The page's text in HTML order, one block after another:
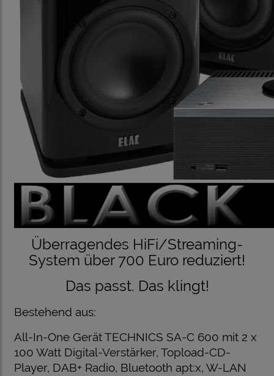
Überragendes HiFi/Streaming-
System über 700 Euro reduziert!
Das passt. Das klingt!
Bestehend aus:
All-In-One Gerät TECHNICS SA-C 600 mit 2 x
100 Watt Digital-Verstärker, Topload-CD-
Player, DAB+ Radio, Bluetooth apt:x, W-LAN